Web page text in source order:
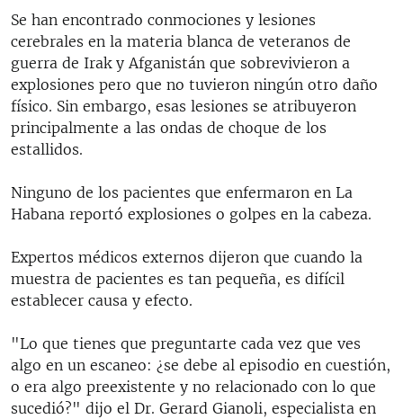
Se han encontrado conmociones y lesiones
cerebrales en la materia blanca de veteranos de
guerra de Irak y Afganistán que sobrevivieron a
explosiones pero que no tuvieron ningún otro daño
físico. Sin embargo, esas lesiones se atribuyeron
principalmente a las ondas de choque de los
estallidos.
Ninguno de los pacientes que enfermaron en La
Habana reportó explosiones o golpes en la cabeza.
Expertos médicos externos dijeron que cuando la
muestra de pacientes es tan pequeña, es difícil
establecer causa y efecto.
"Lo que tienes que preguntarte cada vez que ves
algo en un escaneo: ¿se debe al episodio en cuestión,
o era algo preexistente y no relacionado con lo que
sucedió?" dijo el Dr. Gerard Gianoli, especialista en